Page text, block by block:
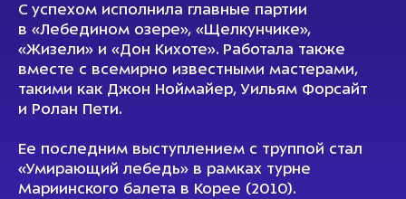
С успехом исполнила главные партии
в «Лебедином озере», «Щелкунчике»,
«Жизели» и «Дон Кихоте». Работала также
вместе с всемирно известными мастерами,
такими как Джон Ноймайер, Уильям Форсайт
и Ролан Пети.
Ее последним выступлением с труппой стал
«Умирающий лебедь» в рамках турне
Мариинского балета в Корее (2010).